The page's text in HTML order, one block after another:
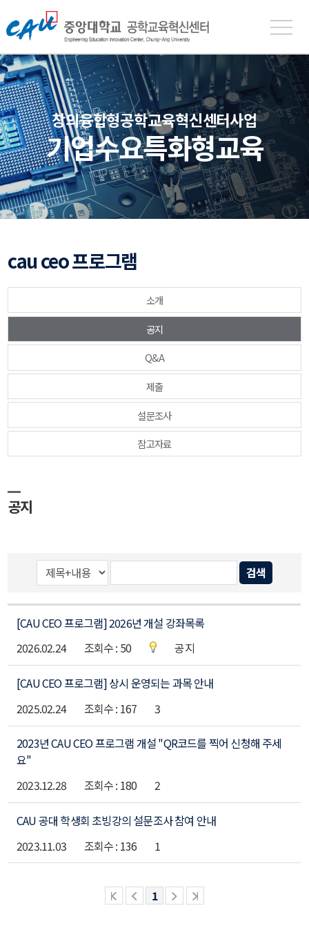
중
앙
대
학
교
공
학
교
육
혁
신
센
터
창의융합형공학교육혁신센터사업
기업수요특화형교육
cau ceo 프로그램
소개
공지
Q&A
제출
설문조사
참고자료
공지
검색
시
판
목
록
공지
[CAU CEO 프로그램] 2026년 개설 강좌목록
2026.02.24
50
3
[CAU CEO 프로그램] 상시 운영되는 과목 안내
2025.02.24
167
2
2023년 CAU CEO 프로그램 개설 "QR코드를 찍어 신청해 주세
요"
2023.12.28
180
1
CAU 공대 학생회 초빙강의 설문조사 참여 안내
2023.11.03
136
1